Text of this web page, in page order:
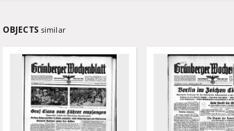
OBJECTS similar